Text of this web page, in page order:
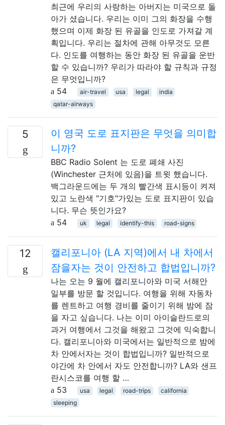
최근에 우리의 사랑하는 아버지는 미국으로 돌
아가 셨습니다. 우리는 이미 그의 화장을 수행
했으며 이제 화장 된 유골을 인도로 가져갈 계
획입니다. 우리는 절차에 관해 아무것도 모른
다. 인도를 여행하는 동안 화장 된 유골을 운반
할 수 있습니까? 우리가 따라야 할 규칙과 규정
은 무엇입니까?
54
air-travel usa legal
india
qatar-airways
5
이 영국 도로 표지판은 무엇을 의미합
니까?
BBC Radio Solent 는 도로 폐쇄 사진
(Winchester 근처에 있음)을 트윗 했습니다.
백그라운드에는 두 개의 빨간색 표시등이 켜져
있고 노란색 "기호"가있는 도로 표지판이 있습
니다. 무슨 뜻인가요?
54
uk legal identify-this road-signs
12
캘리포니아 (LA 지역)에서 내 차에서
잠을자는 것이 안전하고 합법입니까?
나는 오는 9 월에 캘리포니아와 미국 서해안
일부를 방문 할 것입니다. 여행을 위해 자동차
를 렌트하고 여행 경비를 줄이기 위해 밤에 잠
을 자고 싶습니다. 나는 이미 아이슬란드로의
과거 여행에서 그것을 해왔고 그것에 익숙합니
다. 캘리포니아와 미국에서는 일반적으로 밤에
차 안에서자는 것이 합법입니까? 일반적으로
야간에 차 안에서 자도 안전합니까? LA와 샌프
란시스코를 여행 할 …
53
usa legal road-trips
california
sleeping